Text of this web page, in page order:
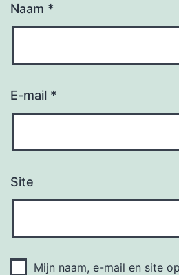
Naam *
E-mail *
Site
Mijn naam, e-mail en site